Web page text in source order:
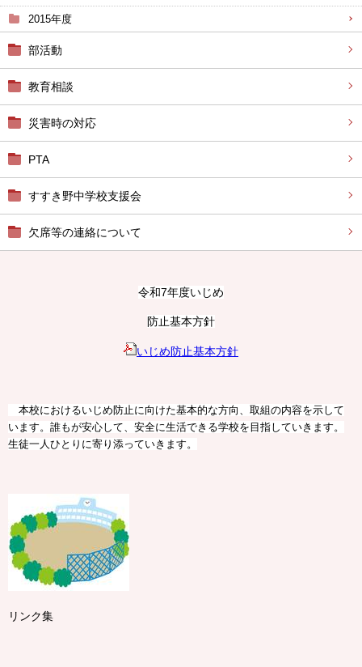
2015年度
部活動
教育相談
災害時の対応
PTA
すすき野中学校支援会
欠席等の連絡について
令和7年度いじめ
防止基本方針
いじめ防止基本方針
本校におけるいじめ防止に向けた基本的な方向、取組の内容を示して
います。誰もが安心して、安全に生活できる学校を目指していきます。
生徒一人ひとりに寄り添っていきます。
リンク集